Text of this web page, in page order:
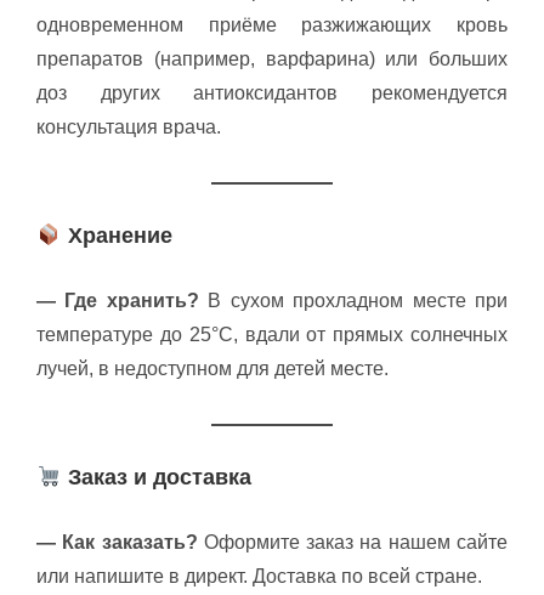
одновременном приёме разжижающих кровь
препаратов (например, варфарина) или больших
доз других антиоксидантов рекомендуется
консультация врача.
Хранение
— Где хранить? В сухом прохладном месте при
температуре до 25°C, вдали от прямых солнечных
лучей, в недоступном для детей месте.
Заказ и доставка
— Как заказать? Оформите заказ на нашем сайте
или напишите в директ. Доставка по всей стране.